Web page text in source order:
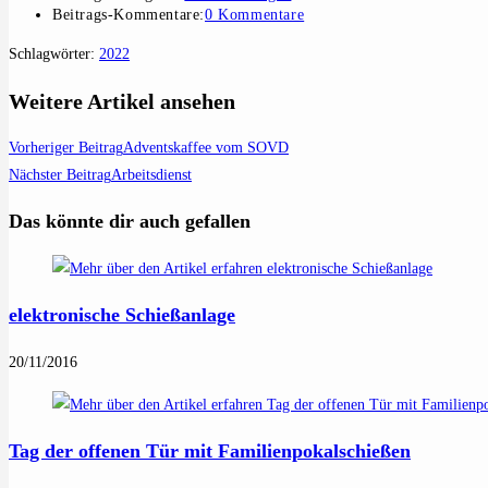
Beitrags-Kommentare:0 Kommentare
Schlagwörter: 2022
Weitere Artikel ansehen
Vorheriger BeitragAdventskaffee vom SOVD
Nächster BeitragArbeitsdienst
Das könnte dir auch gefallen
elektronische Schießanlage
20/11/2016
Tag der offenen Tür mit Familienpokalschießen